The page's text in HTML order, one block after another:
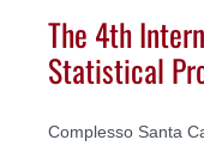
The 4th
Statistical
Complesso Santa